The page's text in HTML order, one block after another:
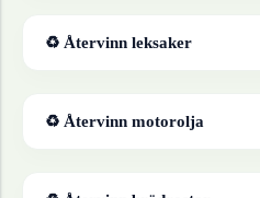
♻ Återvinn leksaker
♻ Återvinn motorolja